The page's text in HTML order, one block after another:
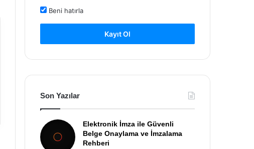
Beni hatırla
Kayıt Ol
Son Yazılar
Elektronik İmza ile Güvenli
Belge Onaylama ve İmzalama
Rehberi